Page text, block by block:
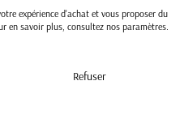
€
4,99 €
- SPECIAL
expérience d'achat et vous proposer du
en savoir plus, consultez nos paramètres.
Refuser